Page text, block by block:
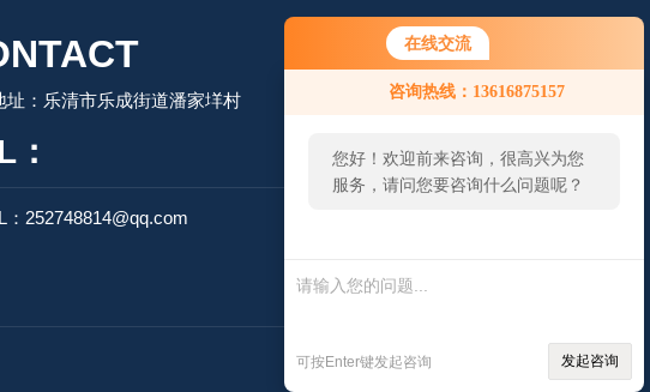
在线交流
咨询热线：13616875157
您好！欢迎前来咨询，很高兴为您
服务，请问您要咨询什么问题呢？
可按Enter键发起咨询 发起咨询
址：乐清市乐成街道潘家垟村
：
：252748814@qq.com
技术支持： 管理登陆